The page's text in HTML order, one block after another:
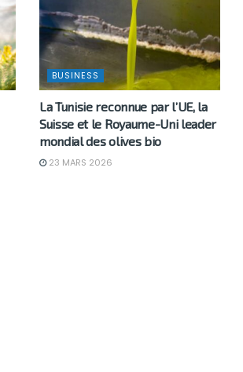
BUSINESS
La Tunisie reconnue par l’UE, la
Suisse et le Royaume-Uni leader
mondial des olives bio
23 MARS 2026